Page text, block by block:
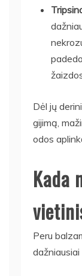
Dėl jų
gijimą,
odos
Kada
Peru